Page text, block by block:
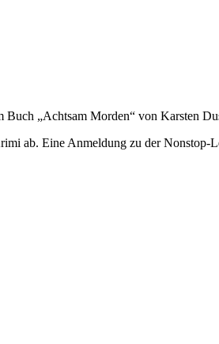
Buch „Achtsam Morden“ von Karsten
ab. Eine Anmeldung zu der Nonstop-